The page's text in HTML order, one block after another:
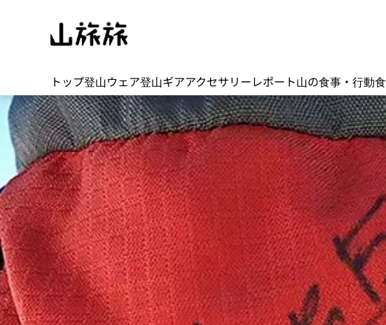
トップ登山ウェア登山ギアアクセサリーレポート山の食事・行動食